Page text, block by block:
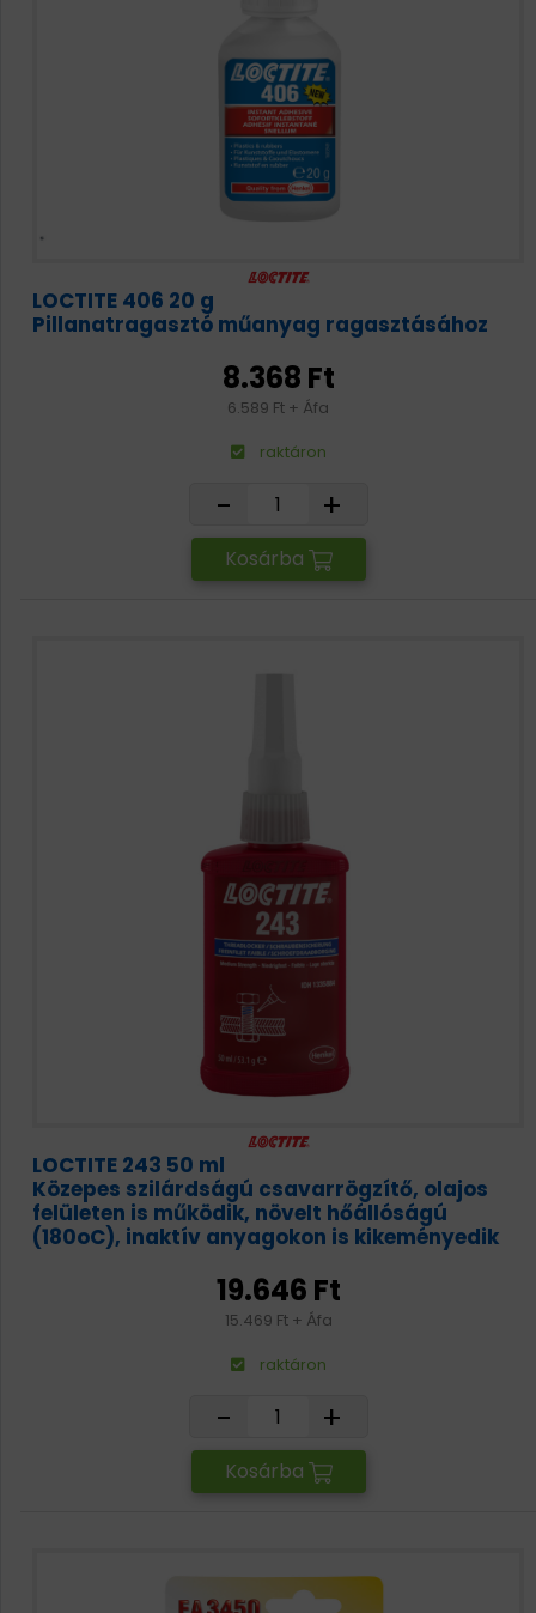
LOCTITE 406 20 g
Pillanatragasztó műanyag ragasztásához
8.368 Ft
6.589 Ft + Áfa
raktáron
- +
Kosárba
LOCTITE 243 50 ml
Közepes szilárdságú csavarrögzítő, olajos
felületen is működik, növelt hőállóságú
(180oC), inaktív anyagokon is kikeményedik
19.646 Ft
15.469 Ft + Áfa
raktáron
- +
Kosárba